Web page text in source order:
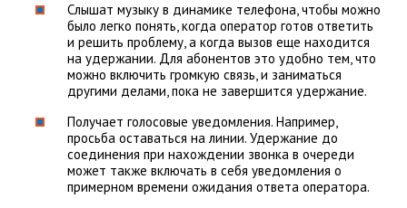
Слышат музыку в динамике телефона, чтобы можно
было легко понять, когда оператор готов ответить
и решить проблему, а когда вызов еще находится
на удержании. Для абонентов это удобно тем, что
можно включить громкую связь, и заниматься
другими делами, пока не завершится удержание.
Получает голосовые уведомления. Например,
просьба оставаться на линии. Удержание до
соединения при нахождении звонка в очереди
может также включать в себя уведомления о
примерном времени ожидания ответа оператора.